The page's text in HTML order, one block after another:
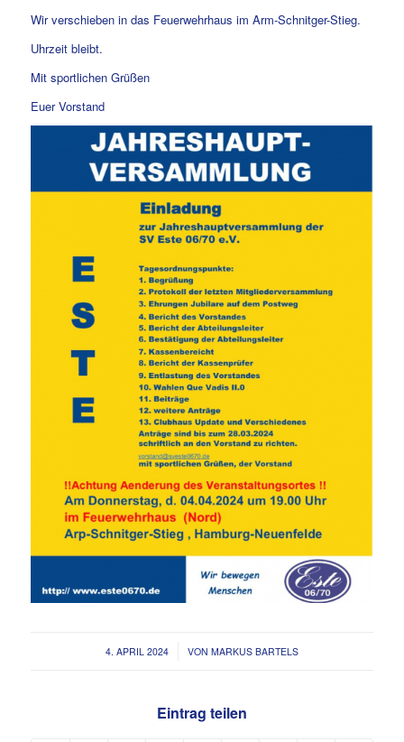
Wir verschieben in das Feuerwehrhaus im Arm-Schnitger-Stieg.
Uhrzeit bleibt.
Mit sportlichen Grüßen
Euer Vorstand
4. APRIL 2024
/ VON MARKUS BARTELS
Eintrag teilen